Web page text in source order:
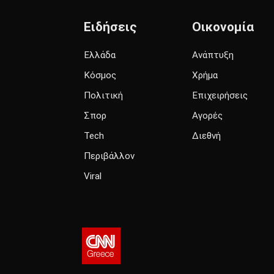
Ειδήσεις
Ελλάδα
Κόσμος
Πολιτική
Σπορ
Tech
Περιβάλλον
Viral
Οικονομία
Ανάπτυξη
Χρήμα
Επιχειρήσεις
Αγορές
Διεθνή